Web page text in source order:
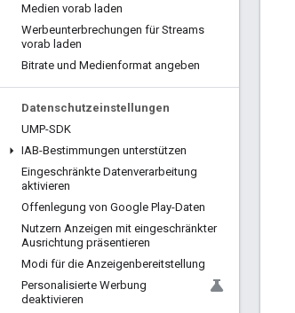
Medien vorab laden
Werbeunterbrechungen für Streams
vorab laden
Bitrate und Medienformat angeben
Datenschutzeinstellungen
UMP-SDK
IAB-Bestimmungen unterstützen
Eingeschränkte Datenverarbeitung
aktivieren
Offenlegung von Google Play-Daten
Nutzern Anzeigen mit eingeschränkter
Ausrichtung präsentieren
Modi für die Anzeigenbereitstellung
Personalisierte Werbung
deaktivieren